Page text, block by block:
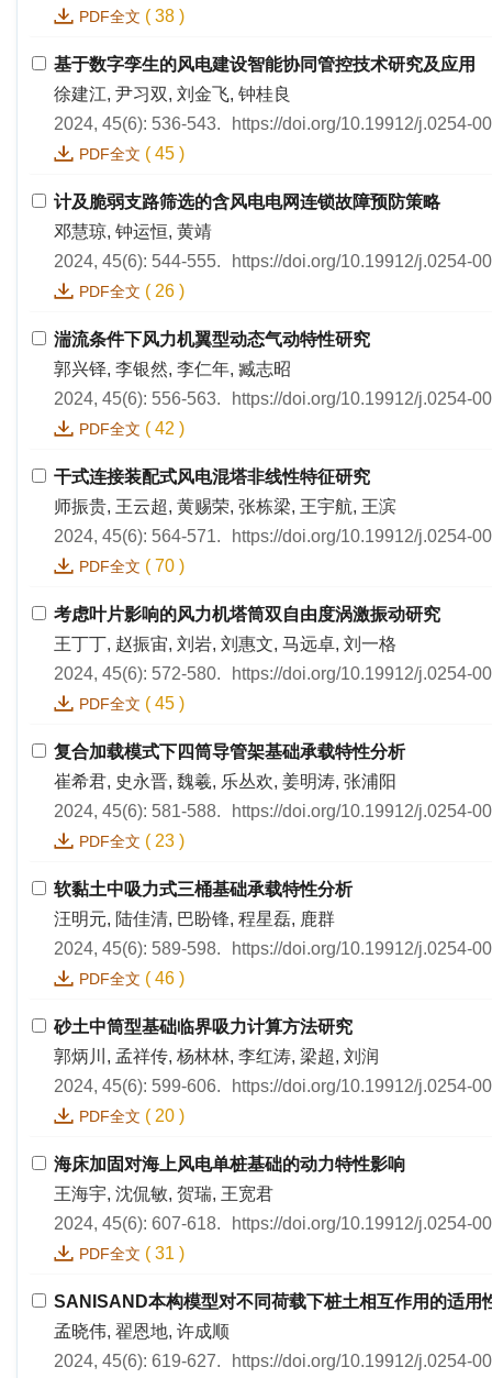
PDF全文 ( 38 )
基于数字孪生的风电建设智能协同管控技术研究及应用
徐建江, 尹习双, 刘金飞, 钟桂良
2024, 45(6): 536-543.
https://doi.org/10.19912/j.0254-
PDF全文 ( 45 )
计及脆弱支路筛选的含风电电网连锁故障预防策略
邓慧琼, 钟运恒, 黄靖
2024, 45(6): 544-555.
https://doi.org/10.19912/j.0254-
PDF全文 ( 26 )
湍流条件下风力机翼型动态气动特性研究
郭兴铎, 李银然, 李仁年, 臧志昭
2024, 45(6): 556-563.
https://doi.org/10.19912/j.0254-
PDF全文 ( 42 )
干式连接装配式风电混塔非线性特征研究
师振贵, 王云超, 黄赐荣, 张栋梁, 王宇航, 王滨
2024, 45(6): 564-571.
https://doi.org/10.19912/j.0254-
PDF全文 ( 70 )
考虑叶片影响的风力机塔筒双自由度涡激振动研究
王丁丁, 赵振宙, 刘岩, 刘惠文, 马远卓, 刘一格
2024, 45(6): 572-580.
https://doi.org/10.19912/j.0254-
PDF全文 ( 45 )
复合加载模式下四筒导管架基础承载特性分析
崔希君, 史永晋, 魏羲, 乐丛欢, 姜明涛, 张浦阳
2024, 45(6): 581-588.
https://doi.org/10.19912/j.0254-
PDF全文 ( 23 )
软黏土中吸力式三桶基础承载特性分析
汪明元, 陆佳清, 巴盼锋, 程星磊, 鹿群
2024, 45(6): 589-598.
https://doi.org/10.19912/j.0254-
PDF全文 ( 46 )
砂土中筒型基础临界吸力计算方法研究
郭炳川, 孟祥传, 杨林林, 李红涛, 梁超, 刘润
2024, 45(6): 599-606.
https://doi.org/10.19912/j.0254-
PDF全文 ( 20 )
海床加固对海上风电单桩基础的动力特性影响
王海宇, 沈侃敏, 贺瑞, 王宽君
2024, 45(6): 607-618.
https://doi.org/10.19912/j.0254-
PDF全文 ( 31 )
SANISAND本构模型对不同荷载下桩土相互作用的适用
孟晓伟, 翟恩地, 许成顺
2024, 45(6): 619-627.
https://doi.org/10.19912/j.0254-